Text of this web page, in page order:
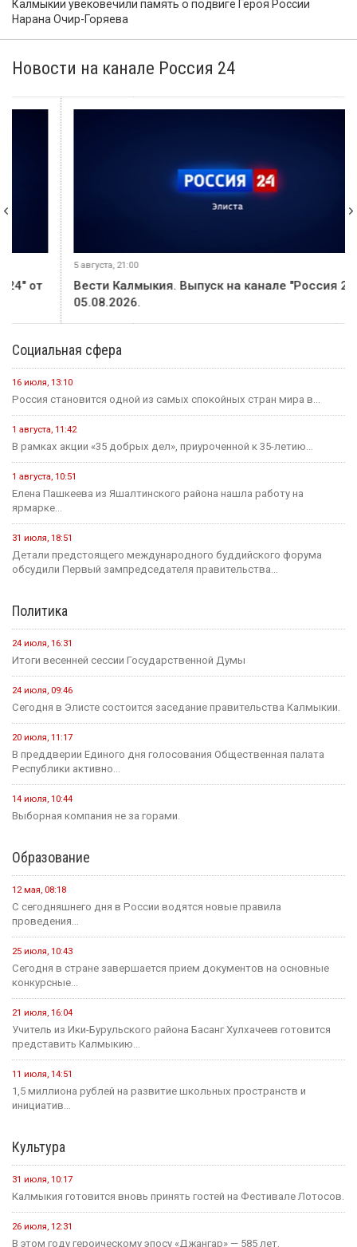
Калмыкии увековечили память о подвиге Героя России
Нарана Очир-Горяева
Новости на канале Россия 24
5 августа, 21:00
Вести Калмыкия. Выпуск на канале "Россия 24" от
05.08.2026.
Социальная сфера
16 июля, 13:10
Россия становится одной из самых спокойных стран мира в...
1 августа, 11:42
В рамках акции «35 добрых дел», приуроченной к 35-летию...
1 августа, 10:51
Елена Пашкеева из Яшалтинского района нашла работу на
ярмарке...
31 июля, 18:51
Детали предстоящего международного буддийского форума
обсудили Первый зампредседателя правительства...
Политика
24 июля, 16:31
Итоги весенней сессии Государственной Думы
24 июля, 09:46
Сегодня в Элисте состоится заседание правительства Калмыкии.
20 июля, 11:17
В преддверии Единого дня голосования Общественная палата
Республики активно...
14 июля, 10:44
Выборная компания не за горами.
Образование
12 мая, 08:18
С сегодняшнего дня в России водятся новые правила
проведения...
25 июля, 10:43
Сегодня в стране завершается прием документов на основные
конкурсные...
21 июля, 16:04
Учитель из Ики-Бурульского района Басанг Хулхачеев готовится
представить Калмыкию...
11 июля, 14:51
1,5 миллиона рублей на развитие школьных пространств и
инициатив...
Культура
31 июля, 10:17
Калмыкия готовится вновь принять гостей на Фестивале Лотосов.
26 июля, 12:31
В этом году героическому эпосу «Джангар» — 585 лет.